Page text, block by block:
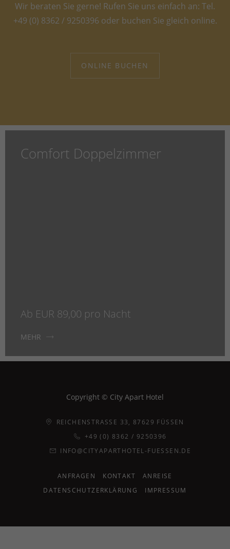
Wir beraten Sie gerne! Rufen Sie uns einfach an: Tel.
+49 (0) 8362 / 9250396 oder buchen Sie gleich online.
ONLINE BUCHEN
Comfort Doppelzimmer
Ab EUR 89,00 pro Nacht
MEHR
Copyright © City Apart Hotel
REICHENSTRASSE 33, 87629 FÜSSEN
+49 (0) 8362 / 9250396
INFO@CITYAPARTHOTEL-FUESSEN.DE
ANFRAGEN KONTAKT
ANREISE
DATENSCHUTZERKLÄRUNG
IMPRESSUM